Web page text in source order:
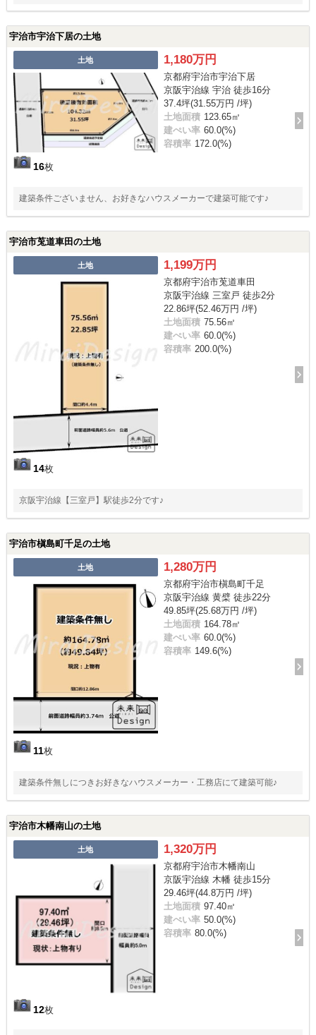
宇治市宇治下居の土地
土地
16枚
1,180万円
京都府宇治市宇治下居
京阪宇治線 宇治 徒歩16分
37.4坪(31.55万円 /坪)
土地面積 123.65㎡
建ぺい率 60.0(%)
容積率 172.0(%)
建築条件ございません、お好きなハウスメーカーで建築可能です♪
宇治市莵道車田の土地
土地
14枚
1,199万円
京都府宇治市莵道車田
京阪宇治線 三室戸 徒歩2分
22.86坪(52.46万円 /坪)
土地面積 75.56㎡
建ぺい率 60.0(%)
容積率 200.0(%)
京阪宇治線【三室戸】駅徒歩2分です♪
宇治市槇島町千足の土地
土地
11枚
1,280万円
京都府宇治市槇島町千足
京阪宇治線 黄檗 徒歩22分
49.85坪(25.68万円 /坪)
土地面積 164.78㎡
建ぺい率 60.0(%)
容積率 149.6(%)
建築条件無しにつきお好きなハウスメーカー・工務店にて建築可能♪
宇治市木幡南山の土地
土地
12枚
1,320万円
京都府宇治市木幡南山
京阪宇治線 木幡 徒歩15分
29.46坪(44.8万円 /坪)
土地面積 97.40㎡
建ぺい率 50.0(%)
容積率 80.0(%)